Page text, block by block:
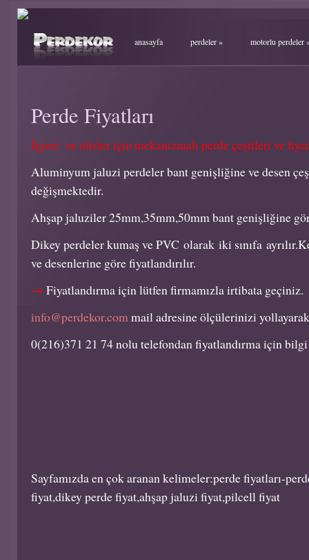
anasayfa perdeler» motorlu perdeler
Perde Fiyatları
İşyeri ve ofisler için mekanizmalı perde çeşitleri ve
Aluminyum jaluzi perdeler bant genişliğine ve desen
değişmektedir.
Ahşap jaluziler 25mm,35mm,50mm bant genişliğine
Dikey perdeler kumaş ve PVC olarak iki sınıfa
ve desenlerine göre fiyatlandırılır.
→ Fiyatlandırma için lütfen firmamızla irtibata geçiniz.
info@perdekor.commail adresine ölçülerinizi
0(216)371 21 74 nolu telefondan fiyatlandırma için
Sayfamızda en çok aranan kelimeler:perde fiyatları-
fiyat,dikey perde fiyat,ahşap jaluzi fiyat,pilcell fiyat